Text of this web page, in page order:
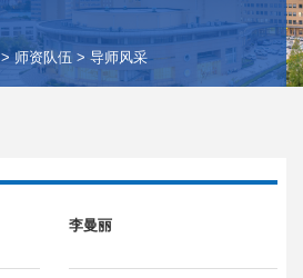
>师资队伍 > 导师风采
李曼丽